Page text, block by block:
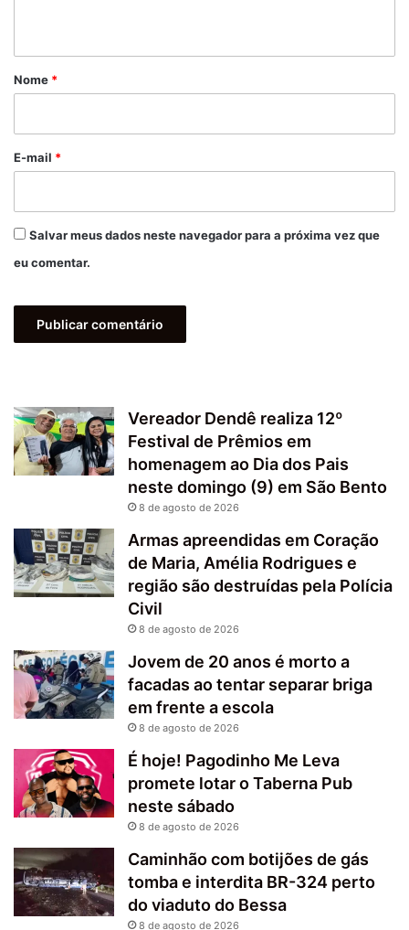
r
*
Nome *
E-mail *
Salvar meus dados neste navegador para a próxima vez que
eu comentar.
Vereador Dendê realiza 12º
Festival de Prêmios em
homenagem ao Dia dos Pais
neste domingo (9) em São Bento
8 de agosto de 2026
Armas apreendidas em Coração
de Maria, Amélia Rodrigues e
região são destruídas pela Polícia
Civil
8 de agosto de 2026
Jovem de 20 anos é morto a
facadas ao tentar separar briga
em frente a escola
8 de agosto de 2026
É hoje! Pagodinho Me Leva
promete lotar o Taberna Pub
neste sábado
8 de agosto de 2026
Caminhão com botijões de gás
tomba e interdita BR-324 perto
do viaduto do Bessa
8 de agosto de 2026